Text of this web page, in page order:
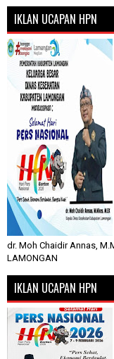
IKLAN UCAPAN HPN
dr. Moh Chaidir Annas,
LAMONGAN
IKLAN UCAPAN HPN